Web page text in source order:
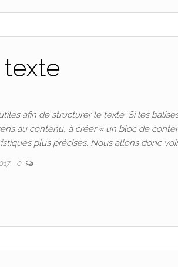
afin de structurer le texte. Si les
au contenu, à créer « un bloc de
plus précises. Nous allons donc
0